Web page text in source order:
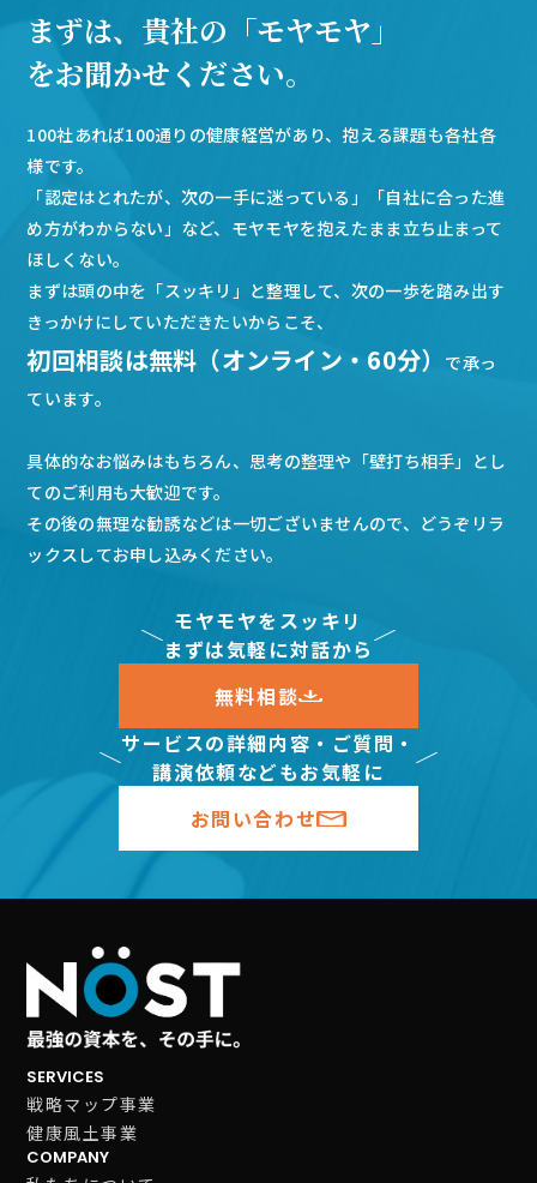
まずは、貴社の「モヤモヤ」
をお聞かせください。
100社あれば100通りの健康経営があり、抱える課題も各社各
様です。
「認定はとれたが、次の一手に迷っている」「自社に合った進
め方がわからない」など、モヤモヤを抱えたまま立ち止まって
ほしくない。
まずは頭の中を「スッキリ」と整理して、次の一歩を踏み出す
きっかけにしていただきたいからこそ、
初回相談は無料（オンライン・60分）
で承っ
ています。
具体的なお悩みはもちろん、思考の整理や「壁打ち相手」とし
てのご利用も大歓迎です。
その後の無理な勧誘などは一切ございませんので、どうぞリラ
ックスしてお申し込みください。
モヤモヤをスッキリ
まずは気軽に対話から
無料相談
サービスの詳細内容・ご質問・
講演依頼などもお気軽に
お問い合わせ
SERVICES
戦略マップ事業
健康風土事業
COMPANY